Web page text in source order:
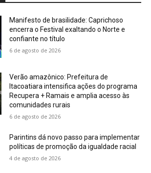
Manifesto de brasilidade: Caprichoso
encerra o Festival exaltando o Norte e
confiante no título
6 de agosto de 2026
Verão amazônico: Prefeitura de
Itacoatiara intensifica ações do programa
Recupera + Ramais e amplia acesso às
comunidades rurais
6 de agosto de 2026
Parintins dá novo passo para implementar
políticas de promoção da igualdade racial
4 de agosto de 2026